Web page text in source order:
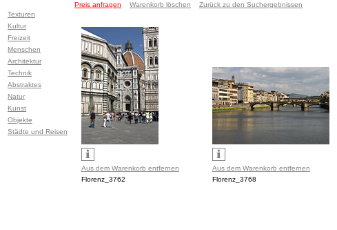
Texturen
Kultur
Freizeit
Menschen
Architektur
Technik
Abstraktes
Natur
Kunst
Objekte
Städte und Reisen
Preis anfragen Warenkorb löschen Zurück zu den Suchergebnissen
Aus dem Warenkorb entfernen
Florenz_3762
Aus dem Warenkorb entfernen
Florenz_3768